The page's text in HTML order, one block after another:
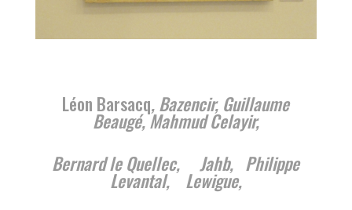
Léon Barsacq, Bazencir, Guillaume
Beaugé, Mahmud Celayir,
Bernard le Quellec, Jahb, Philippe
Levantal, Lewigue,